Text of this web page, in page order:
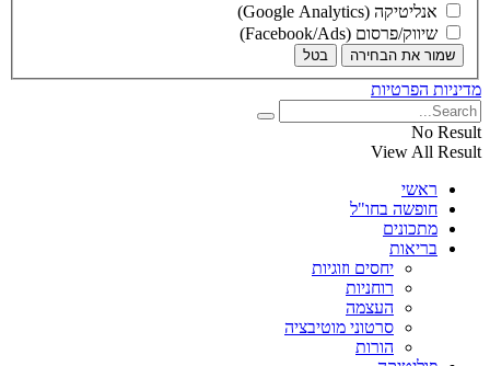
אנליטיקה (Google Analytics)
שיווק/פרסום (Facebook/Ads)
שמור את הבחירה בטל
מדיניות הפרטיות
No Result
View All Result
ראשי
חופשה בחו"ל
מתכונים
בריאות
יחסים וזוגיות
רוחניות
העצמה
סרטוני מוטיבציה
הורות